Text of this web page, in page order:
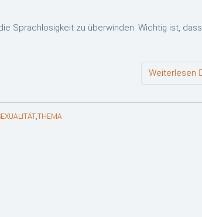
Sprachlosigkeit zu überwinden. Wichtig ist, dass
Weiterlesen
,THEMA